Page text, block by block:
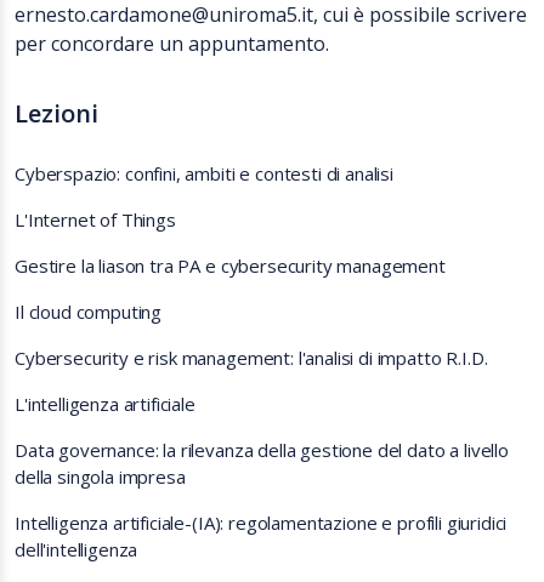
ernesto.cardamone@uniroma5.it, cui è possibile scrivere
per concordare un appuntamento.
Lezioni
Cyberspazio: confini, ambiti e contesti di analisi
L'Internet of Things
Gestire la liason tra PA e cybersecurity management
Il cloud computing
Cybersecurity e risk management: l'analisi di impatto R.I.D.
L'intelligenza artificiale
Data governance: la rilevanza della gestione del dato a livello
della singola impresa
Intelligenza artificiale-(IA): regolamentazione e profili giuridici
dell'intelligenza